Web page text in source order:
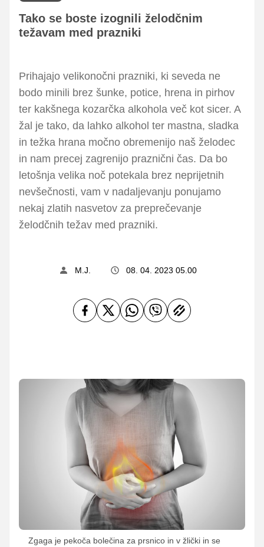
Tako se boste izognili želodčnim
težavam med prazniki
Prihajajo velikonočni prazniki, ki seveda ne
bodo minili brez šunke, potice, hrena in pirhov
ter kakšnega kozarčka alkohola več kot sicer. A
žal je tako, da lahko alkohol ter mastna, sladka
in težka hrana močno obremenijo naš želodec
in nam precej zagrenijo praznični čas. Da bo
letošnja velika noč potekala brez neprijetnih
nevšečnosti, vam v nadaljevanju ponujamo
nekaj zlatih nasvetov za preprečevanje
želodčnih težav med prazniki.
M.J. 08. 04. 2023 05.00
Zgaga je pekoča bolečina za prsnico in v žlički in se